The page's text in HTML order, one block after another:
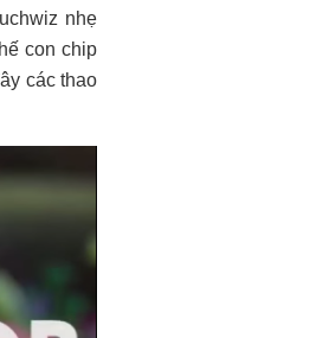
nhẹ
con chip
các thao